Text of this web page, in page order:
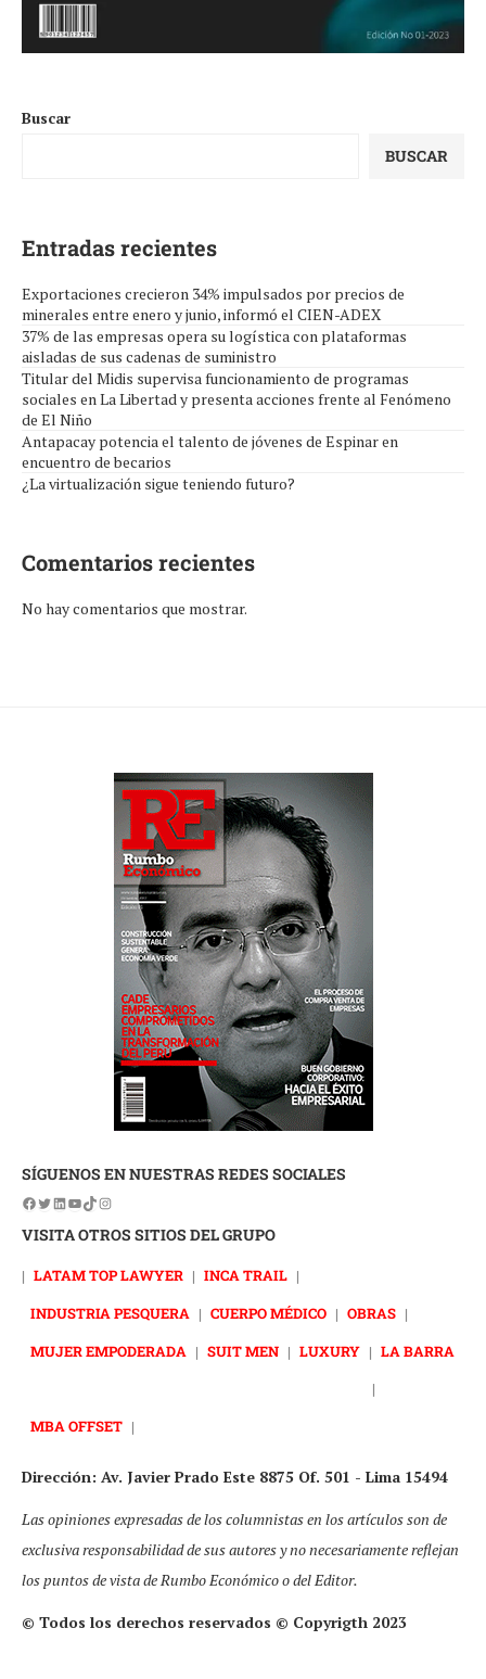
Buscar
BUSCAR
Entradas recientes
Exportaciones crecieron 34% impulsados por precios de
minerales entre enero y junio, informó el CIEN-ADEX
37% de las empresas opera su logística con plataformas
aisladas de sus cadenas de suministro
Titular del Midis supervisa funcionamiento de programas
sociales en La Libertad y presenta acciones frente al Fenómeno
de El Niño
Antapacay potencia el talento de jóvenes de Espinar en
encuentro de becarios
¿La virtualización sigue teniendo futuro?
Comentarios recientes
No hay comentarios que mostrar.
SÍGUENOS EN NUESTRAS REDES SOCIALES
VISITA OTROS SITIOS DEL GRUPO
| LATAM TOP LAWYER | INCA TRAIL |
INDUSTRIA PESQUERA | CUERPO MÉDICO | OBRAS |
MUJER EMPODERADA | SUIT MEN | LUXURY | LA BARRA
|
MBA OFFSET |
Dirección: Av. Javier Prado Este 8875 Of. 501 - Lima 15494
Las opiniones expresadas de los columnistas en los artículos son de
exclusiva responsabilidad de sus autores y no necesariamente reflejan
los puntos de vista de Rumbo Económico o del Editor.
© Todos los derechos reservados © Copyrigth 2023